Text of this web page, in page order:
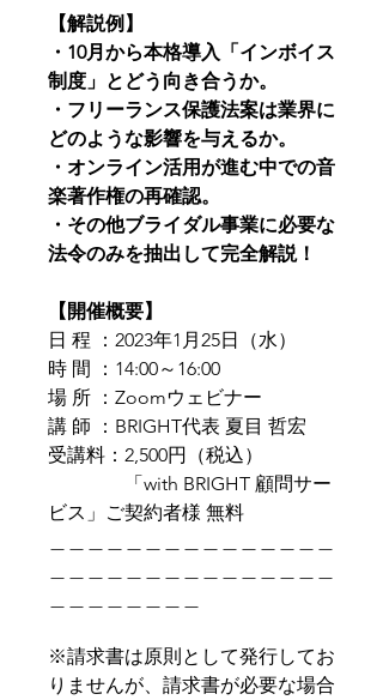
【解説例】
・10月から本格導入「インボイス
制度」とどう向き合うか。
・フリーランス保護法案は業界に
どのような影響を与えるか。
・オンライン活用が進む中での音
楽著作権の再確認。
・その他ブライダル事業に必要な
法令のみを抽出して完全解説！
【開催概要】
日 程 ：2023年1月25日（水）
時 間 ：14:00～16:00
場 所 ：Zoomウェビナー
講 師 ：BRIGHT代表 夏目 哲宏
受講料：2,500円（税込）
「with BRIGHT 顧問サー
ビス」ご契約者様 無料
※請求書は原則として発行してお
りませんが、請求書が必要な場合